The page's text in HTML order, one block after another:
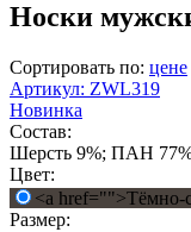
Носки
Сортировать по: цене
Артикул: ZWL319
Новинка
Состав:
Шерсть 9%; ПАН
Цвет:
<a href="">Тёмно-
Размер: